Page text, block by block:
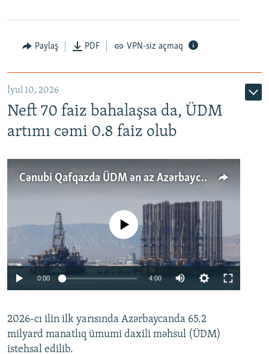
Paylaş PDF VPN-siz açmaq
İyul 10, 2026
Neft 70 faiz bahalaşsa da, ÜDM
artımı cəmi 0.8 faiz olub
Cənubi Qafqazda ÜDM ən az Azərbaycanda artır: Qonşuları niyə Bakını qabaqlaya bilir?
Auto 240p 360p 480p
No media source currently available
0:00 4:00
360p
480p
2026-cı ilin ilk yarısında Azərbaycanda 65.2
milyard manatlıq ümumi daxili məhsul (ÜDM)
istehsal edilib.